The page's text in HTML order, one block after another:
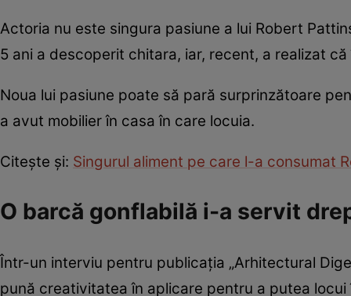
Actoria nu este singura pasiune a lui Robert
5 ani a descoperit chitara, iar, recent, a realizat
Noua lui pasiune poate să pară surprinzătoare
a avut mobilier în casa în care locuia.
Citește și: Singurul aliment pe care l-a consumat
O barcă gonflabilă i-a servit
Într-un interviu pentru publicația „Arhitectural
pună creativitatea în aplicare pentru a putea